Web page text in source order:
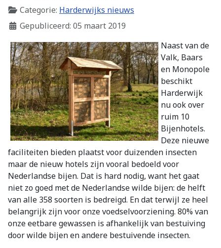
Categorie: Harderwijks nieuws
Gepubliceerd: 05 maart 2019
Naast van de
Valk, Baars
en Monopole
beschikt
Harderwijk
nu ook over
ruim 10
Bijenhotels.
Deze nieuwe
faciliteiten bieden plaatst voor duizenden insecten
maar de nieuw hotels zijn vooral bedoeld voor
Nederlandse bijen. Dat is hard nodig, want het gaat
niet zo goed met de Nederlandse wilde bijen: de helft
van alle 358 soorten is bedreigd. En dat terwijl ze heel
belangrijk zijn voor onze voedselvoorziening. 80% van
onze eetbare gewassen is afhankelijk van bestuiving
door wilde bijen en andere bestuivende insecten.